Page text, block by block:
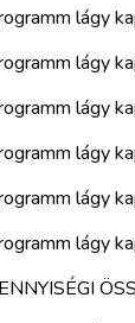
lágy
lágy
lágy
lágy
lágy
lágy